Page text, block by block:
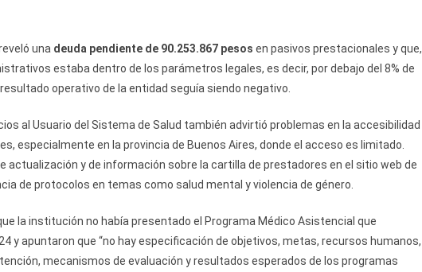
una deuda pendiente de 90.253.867 pesos en pasivos prestacionales y que,
estaba dentro de los parámetros legales, es decir, por debajo del 8% de
operativo de la entidad seguía siendo negativo.
al Usuario del Sistema de Salud también advirtió problemas en la accesibilidad
especialmente en la provincia de Buenos Aires, donde el acceso es limitado.
actualización y de información sobre la cartilla de prestadores en el sitio web de
de protocolos en temas como salud mental y violencia de género.
la institución no había presentado el Programa Médico Asistencial que
y apuntaron que “no hay especificación de objetivos, metas, recursos humanos,
mecanismos de evaluación y resultados esperados de los programas